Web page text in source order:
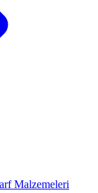
Malzemeleri